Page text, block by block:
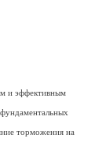
и эффективным
торможения на